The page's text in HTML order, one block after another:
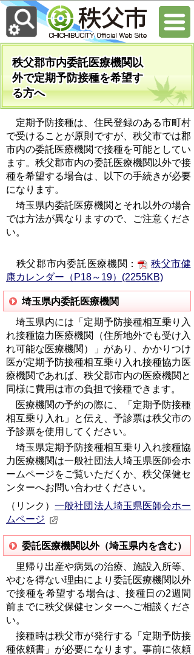
秩父郡市内委託医療機関以
外で定期予防接種を希望す
る方へ
定期予防接種は、住民登録のある市町村
で受けることが原則ですが、秩父市では郡
市内の委託医療機関で接種を可能としてい
ます。秩父郡市内の委託医療機関以外で接
種を希望する場合は、以下の手続きが必要
になります。
埼玉県内委託医療機関とそれ以外の場合
では方法が異なりますので、ご注意くださ
い。
秩父郡市内委託医療機関：
秩父市健
康カレンダー（P18～19）(2255KB)
埼玉県内委託医療機関
埼玉県内には「定期予防接種相互乗り入
れ接種協力医療機関（住所地外でも受け入
れ可能な医療機関）」があり、かかりつけ
医が定期予防接種相互乗り入れ接種協力医
療機関であれば、秩父郡市内の医療機関と
同様に費用は市の負担で接種できます。
医療機関の予約の際に、「定期予防接種
相互乗り入れ」と伝え、予診票は秩父市の
予診票を使用してください。
埼玉県定期予防接種相互乗り入れ接種協
力医療機関は一般社団法人埼玉県医師会ホ
ームページをご覧いただくか、秩父保健セ
ンターへお問い合わせください。
（リンク）一般社団法人埼玉県医師会ホー
ムページ
委託医療機関以外（埼玉県内を含む）
里帰り出産や病気の治療、施設入所等、
やむを得ない理由により委託医療機関以外
で接種を希望する場合は、接種日の2週間
前までに秩父保健センターへご相談くださ
い。
接種時は秩父市が発行する「定期予防接
種依頼書」が必要になります。事前に依頼